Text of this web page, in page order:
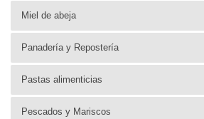
Miel de abeja
Panadería y Repostería
Pastas alimenticias
Pescados y Mariscos